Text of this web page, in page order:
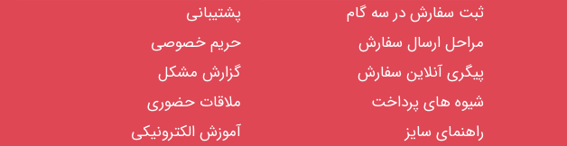
ثبت سفارش در سه گام
مراحل ارسال سفارش
پیگری آنلاین سفارش
شیوه های پرداخت
راهنمای سایز
پشتیبانی
حریم خصوصی
گزارش مشکل
ملاقات حضوری
آموزش الکترونیکی